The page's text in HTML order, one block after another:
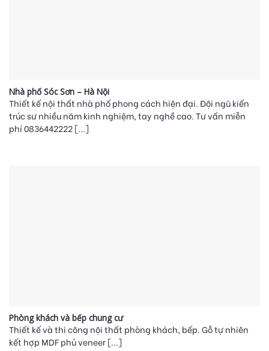
Nhà phố Sóc Sơn – Hà Nội
Thiết kế nội thất nhà phố phong cách hiện đại. Đội ngũ kiến
trúc sư nhiều năm kinh nghiệm, tay nghề cao. Tư vấn miễn
phí 0836442222 [...]
Phòng khách và bếp chung cư
Thiết kế và thi công nội thất phòng khách, bếp. Gỗ tự nhiên
kết hợp MDF phủ veneer [...]